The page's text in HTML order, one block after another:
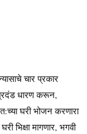
चार प्रकार
धारण करून,
घरी भोजन करणारा
भिक्षा मागणार, भगवी